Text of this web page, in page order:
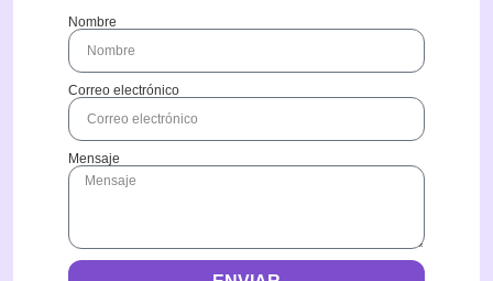
Nombre
Correo electrónico
Mensaje